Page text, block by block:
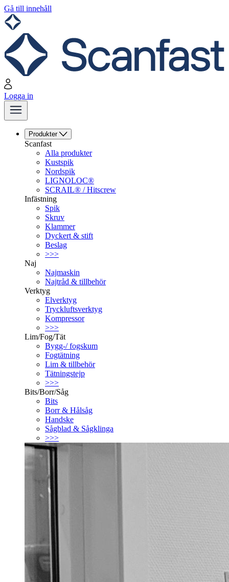
Gå till innehåll
Logga in
Produkter
Scanfast
Alla produkter
Kustspik
Nordspik
LIGNOLOC®
SCRAIL® / Hitscrew
Infästning
Spik
Skruv
Klammer
Dyckert & stift
Beslag
>>>
Naj
Najmaskin
Najtråd & tillbehör
Verktyg
Elverktyg
Tryckluftsverktyg
Kompressor
>>>
Lim/Fog/Tät
Bygg-/ fogskum
Fogtätning
Lim & tillbehör
Tätningstejp
>>>
Bits/Borr/Såg
Bits
Borr & Hålsåg
Handske
Sågblad & Sågklinga
>>>